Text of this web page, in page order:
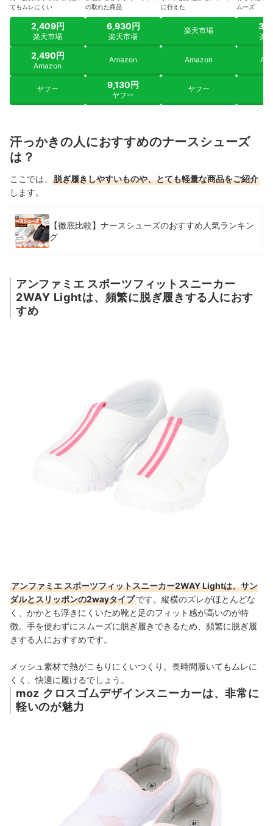
てもムレにくい
2,409円
楽天市場
2,490円
Amazon
ヤフー
の取れた商品
6,930円
楽天市場
Amazon
9,130円
ヤフー
に行えた
楽天市場
Amazon
ヤフー
ムーズ
楽
汗っかきの人におすすめのナースシューズ
は？
ここでは、
脱ぎ履きしやすいものや、とても軽量な商品をご紹介
します。
【徹底比較】ナースシューズのおすすめ人気ランキン
グ
アンファミエ スポーツフィットスニーカー
2WAY Lightは、頻繁に脱ぎ履きする人におす
すめ
アンファミエ スポーツフィットスニーカー2WAY Lightは、サン
ダルとスリッポンの2wayタイプです。縦横のズレがほとんどな
く、かかとも浮きにくいため靴と足のフィット感が高いのが特
徴。手を使わずにスムーズに脱ぎ履きできるため、頻繁に脱ぎ履
きする人におすすめです。
メッシュ素材で熱がこもりにくいつくり。長時間履いてもムレに
くく、快適に履けるでしょう。
moz クロスゴムデザインスニーカーは、非常に
軽いのが魅力